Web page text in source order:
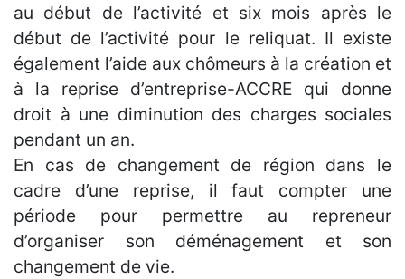
au début de l’activité et six mois après le
début de l’activité pour le reliquat. Il existe
également l’aide aux chômeurs à la création et
à la reprise d’entreprise-ACCRE qui donne
droit à une diminution des charges sociales
pendant un an.
En cas de changement de région dans le
cadre d’une reprise, il faut compter une
période pour permettre au repreneur
d’organiser son déménagement et son
changement de vie.